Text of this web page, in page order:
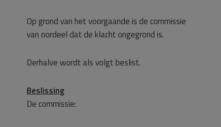
Op grond van het voorgaande is de commissie
van oordeel dat de klacht ongegrond is.
Derhalve wordt als volgt beslist.
Beslissing
De commissie: